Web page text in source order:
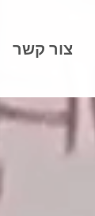
צור קשר